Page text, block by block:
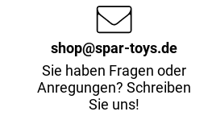
shop@spar-toys.de
Sie haben Fragen oder
Anregungen? Schreiben
Sie uns!